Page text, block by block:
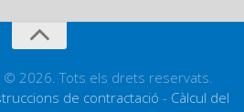
© 2026. Tots els drets reservats.
de contractació - Càlcul del